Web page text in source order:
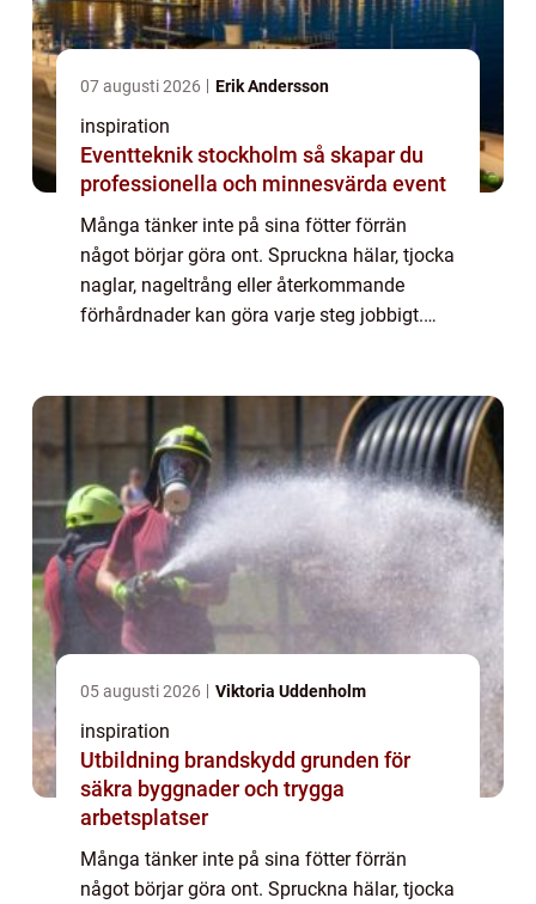
07 augusti 2026 Erik Andersson
inspiration
Eventteknik stockholm så skapar du
professionella och minnesvärda event
Många tänker inte på sina fötter förrän
något börjar göra ont. Spruckna hälar, tjocka
naglar, nageltrång eller återkommande
förhårdnader kan göra varje steg jobbigt.
05 augusti 2026 Viktoria Uddenholm
inspiration
Utbildning brandskydd grunden för
säkra byggnader och trygga
arbetsplatser
Många tänker inte på sina fötter förrän
något börjar göra ont. Spruckna hälar, tjocka